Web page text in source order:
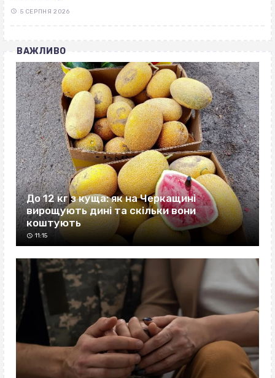
5 СЕРПНЯ 2026
ВАЖЛИВО
До 12 кг з куща: як на Черкащині
вирощують дині та скільки вони
коштують
11:15